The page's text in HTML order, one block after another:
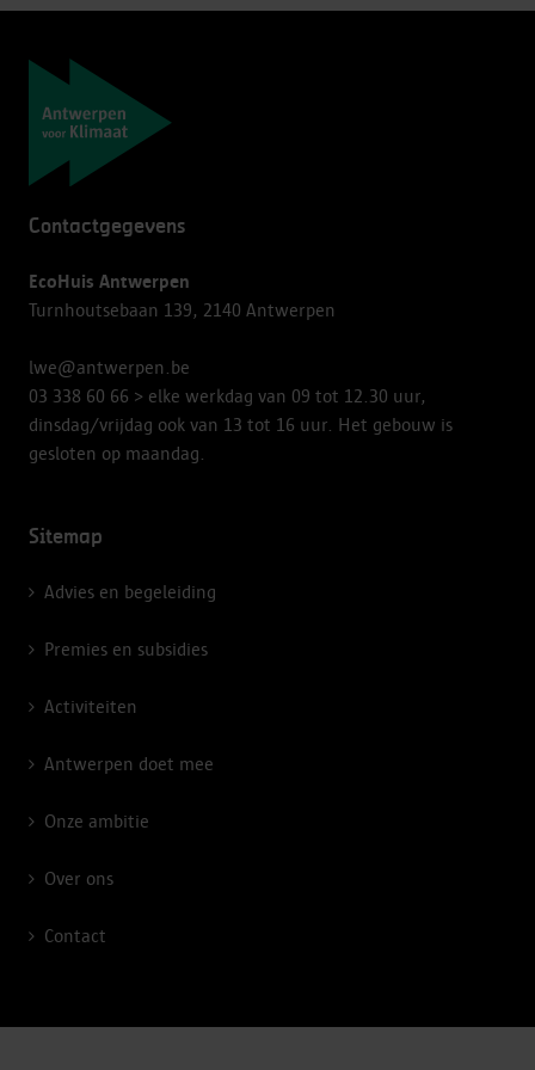
Contactgegevens
EcoHuis Antwerpen
Turnhoutsebaan 139, 2140 Antwerpen
lwe@antwerpen.be
03 338 60 66 > elke werkdag van 09 tot 12.30 uur,
dinsdag/vrijdag ook van 13 tot 16 uur. Het gebouw is
gesloten op maandag.
Navigatie
Sitemap
Advies en begeleiding
Premies en subsidies
Activiteiten
Antwerpen doet mee
Onze ambitie
Over ons
Contact